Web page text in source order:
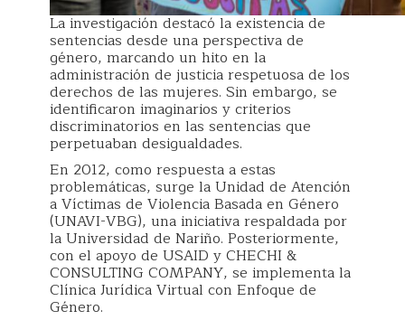
La investigación destacó la existencia de
sentencias desde una perspectiva de
género, marcando un hito en la
administración de justicia respetuosa de los
derechos de las mujeres. Sin embargo, se
identificaron imaginarios y criterios
discriminatorios en las sentencias que
perpetuaban desigualdades.
En 2012, como respuesta a estas
problemáticas, surge la Unidad de Atención
a Víctimas de Violencia Basada en Género
(UNAVI-VBG), una iniciativa respaldada por
la Universidad de Nariño. Posteriormente,
con el apoyo de USAID y CHECHI &
CONSULTING COMPANY, se implementa la
Clínica Jurídica Virtual con Enfoque de
Género.